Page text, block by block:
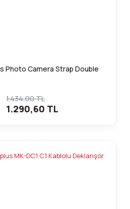
Photo Camera Strap Double
1.434,00 TL
1.290,60 TL